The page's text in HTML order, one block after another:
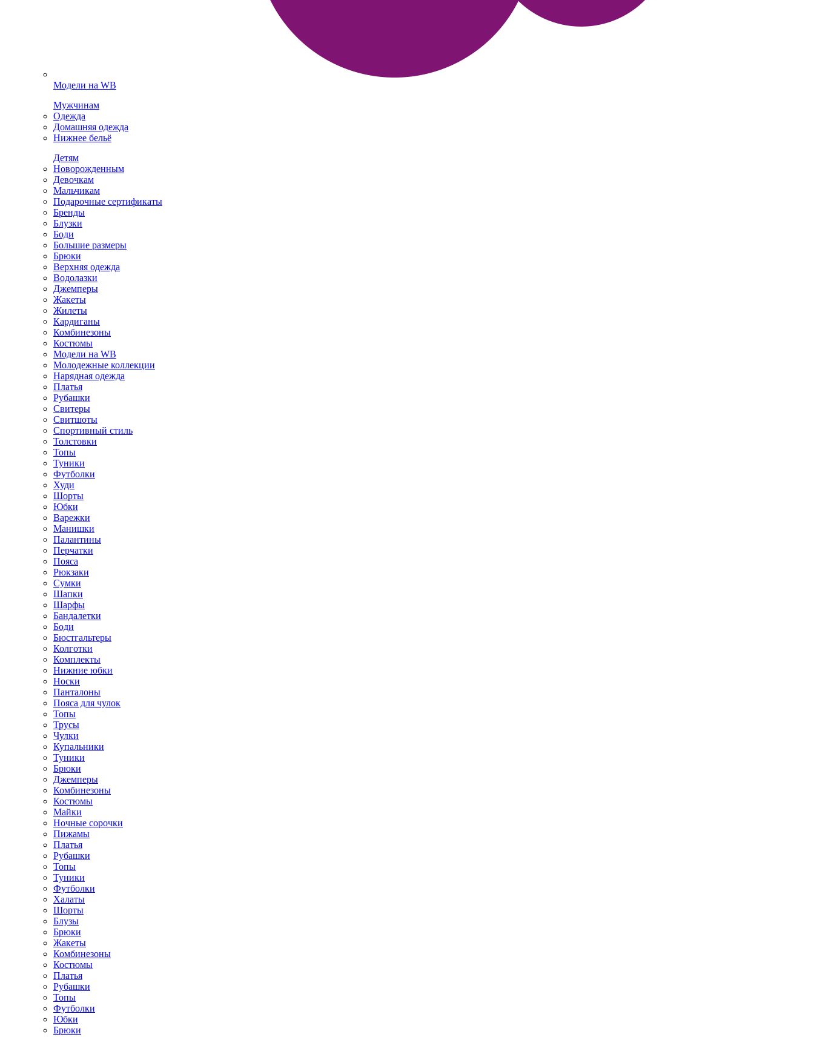
Модели на WB
Мужчинам
Одежда
Домашняя одежда
Нижнее бельё
Детям
Новорожденным
Девочкам
Мальчикам
Подарочные сертификаты
Бренды
Блузки
Боди
Большие размеры
Брюки
Верхняя одежда
Водолазки
Джемперы
Жакеты
Жилеты
Кардиганы
Комбинезоны
Костюмы
Модели на WB
Молодежные коллекции
Нарядная одежда
Платья
Рубашки
Свитеры
Свитшоты
Спортивный стиль
Толстовки
Топы
Туники
Футболки
Худи
Шорты
Юбки
Варежки
Манишки
Палантины
Перчатки
Пояса
Рюкзаки
Сумки
Шапки
Шарфы
Бандалетки
Боди
Бюстгальтеры
Колготки
Комплекты
Нижние юбки
Носки
Панталоны
Поясa для чулок
Топы
Трусы
Чулки
Купальники
Туники
Брюки
Джемперы
Комбинезоны
Костюмы
Майки
Ночные сорочки
Пижамы
Платья
Рубашки
Топы
Туники
Футболки
Халаты
Шорты
Блузы
Брюки
Жакеты
Комбинезоны
Костюмы
Платья
Рубашки
Топы
Футболки
Юбки
Брюки